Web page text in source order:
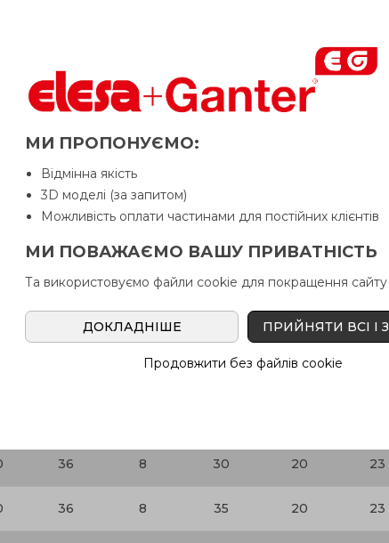
відвантажується Покупцеві терміном
у Продавця. Продавець залишає за собою право
матова поверхня
Питання про продукцію
8 20 23
36 8 30 20 23
36 8 35 20 23
МИ ПРОПОНУЄМО:
Відмінна якість
3D моделі (за запитом)
Можливість оплати частинами для постійних клієнтів
МИ ПОВАЖАЄМО ВАШУ ПРИВАТНІСТЬ
Та використовуємо файли cookie для покращення сайту
ДОКЛАДНІШЕ ПРИЙНЯТИ ВСІ І
Продовжити без файлів cookie